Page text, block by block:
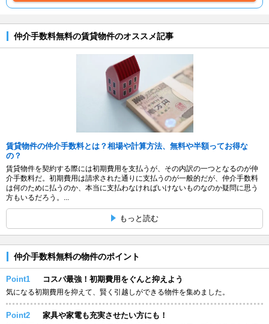
仲介手数料無料の賃貸物件のオススメ記事
賃貸物件の仲介手数料とは？相場や計算方法、無料や半額ってお得な
の？
賃貸物件を契約する際には初期費用を支払うが、その内訳の一つとなるのが仲
介手数料だ。初期費用は請求された通りに支払うのが一般的だが、仲介手数料
は何のために払うのか、本当に支払わなければいけないものなのか疑問に思う
方もいるだろう。...
もっと読む
仲介手数料無料の物件のポイント
Point1 コスパ最強！初期費用をぐんと抑えよう
気になる初期費用を抑えて、賢く引越しができる物件を集めました。
Point2 家具や家電も充実させたい方にも！